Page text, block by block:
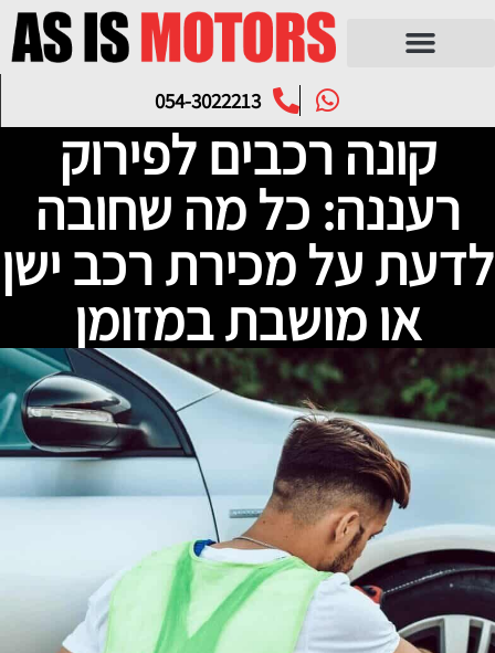
054-3022213
קונה רכבים לפירוק
רעננה: כל מה שחובה
לדעת על מכירת רכב ישן
או מושבת במזומן